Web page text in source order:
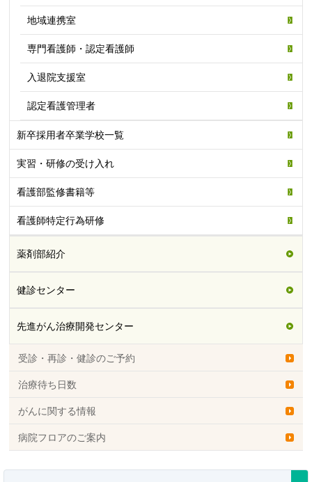
地域連携室
専門看護師・認定看護師
入退院支援室
認定看護管理者
新卒採用者卒業学校一覧
実習・研修の受け入れ
看護部監修書籍等
看護師特定行為研修
薬剤部紹介
健診センター
先進がん治療開発センター
受診・再診・健診のご予約
治療待ち日数
がんに関する情報
病院フロアのご案内